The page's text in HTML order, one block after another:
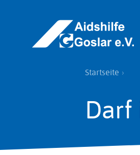
Pfadnavigation
Startseite
Darf